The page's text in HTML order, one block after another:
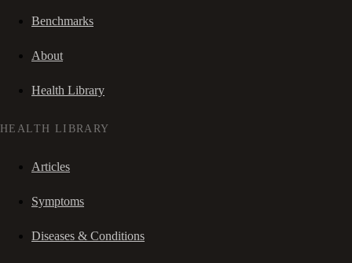
Benchmarks
About
Health Library
HEALTH LIBRARY
Articles
Symptoms
Diseases & Conditions